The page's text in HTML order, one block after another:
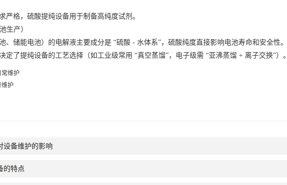
格，硫酸提纯设备用于制备高纯度试剂。
生产）
储能电池）的电解液主要成分是 “硫酸 - 水体系”，硫酸纯度直接影响电池寿命和安全性。
了提纯设备的工艺选择（如工业级常用 “真空蒸馏”，电子级需 “亚沸蒸馏 + 离子交换”）。
维护
护
设备维护的影响
的特点